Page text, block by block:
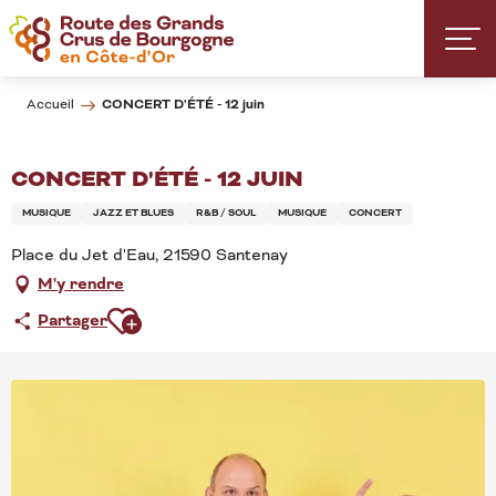
Aller
au
contenu
Accueil CONCERT D'ÉTÉ - 12 juin
CONCERT D'ÉTÉ - 12 JUIN
MUSIQUE JAZZ ET BLUES R&B / SOUL MUSIQUE CONCERT
Place du Jet d'Eau, 21590 Santenay
M'y rendre
PartagerAjouter aux favoris